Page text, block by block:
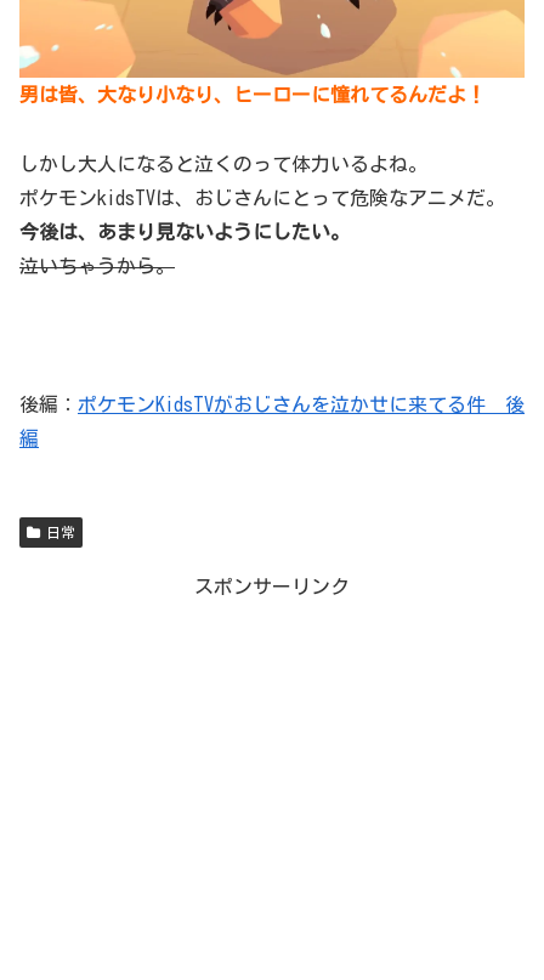
男は皆、大なり小なり、ヒーローに憧れてるんだよ！
しかし大人になると泣くのって体力いるよね。
ポケモンkidsTVは、おじさんにとって危険なアニメだ。
今後は、あまり見ないようにしたい。
泣いちゃうから。
後編： ポケモンKidsTVがおじさんを泣かせに来てる件 後
編
日常
スポンサーリンク